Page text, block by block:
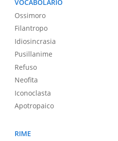
VOCABOLARIO
Ossimoro
Filantropo
Idiosincrasia
Pusillanime
Refuso
Neofita
Iconoclasta
Apotropaico
RIME